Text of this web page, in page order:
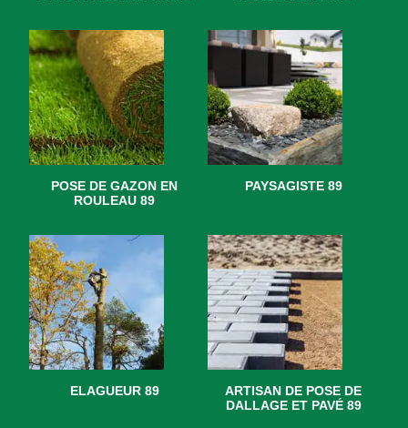
POSE DE GAZON EN
ROULEAU 89
PAYSAGISTE 89
ELAGUEUR 89
ARTISAN DE POSE DE
DALLAGE ET PAVÉ 89